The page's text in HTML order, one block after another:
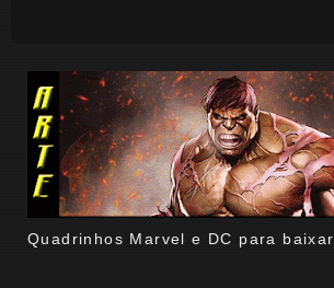
Quadrinhos Marvel e DC para baixar.